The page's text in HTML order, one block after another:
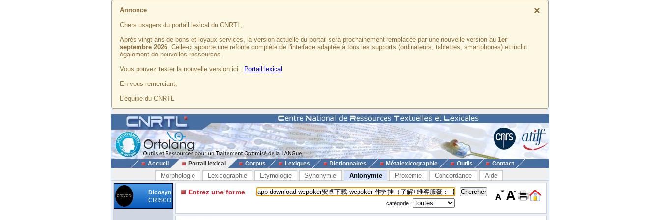
×
Annonce
Chers usagers du portail lexical du CNRTL,
Après vingt ans de bons et loyaux services, la version actuelle du portail sera prochainement remplacée par une nouvelle version au 1er
septembre 2026. Celle-ci apporte une refonte complète de l'interface adaptée à tous les supports (ordinateurs, tablettes, smartphones) et inclut
également de nouvelles ressources.
Vous pouvez tester la nouvelle version ici : Portail lexical
En vous remerciant,
L'équipe du CNRTL
Accueil Portail lexical Corpus Lexiques Dictionnaires Métalexicographie Outils Contact
Morphologie Lexicographie Etymologie Synonymie Antonymie Proxémie Concordance Aide
Dicosyn
CRISCO
Entrez une forme
catégorie :